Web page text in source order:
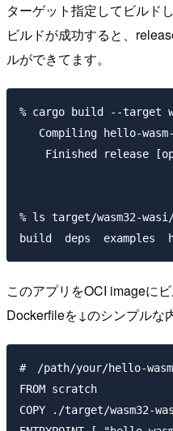
ターゲット指定してビルドし
ビルドが成功すると、
ルができてます。
% cargo build --target
Compiling hello-
Finished release
% ls target/wasm32-
このアプリをOCI imageにビ
Dockerfileを↓のシンプルな
#　/path/your/hello-
FROM scratch
COPY ./target/wasm32-